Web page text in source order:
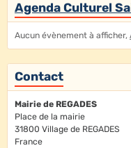
Agenda Culturel
Aucun évènement à afficher,
Contact
Mairie de REGADES
Place de la mairie
31800 Village de REGADES
France